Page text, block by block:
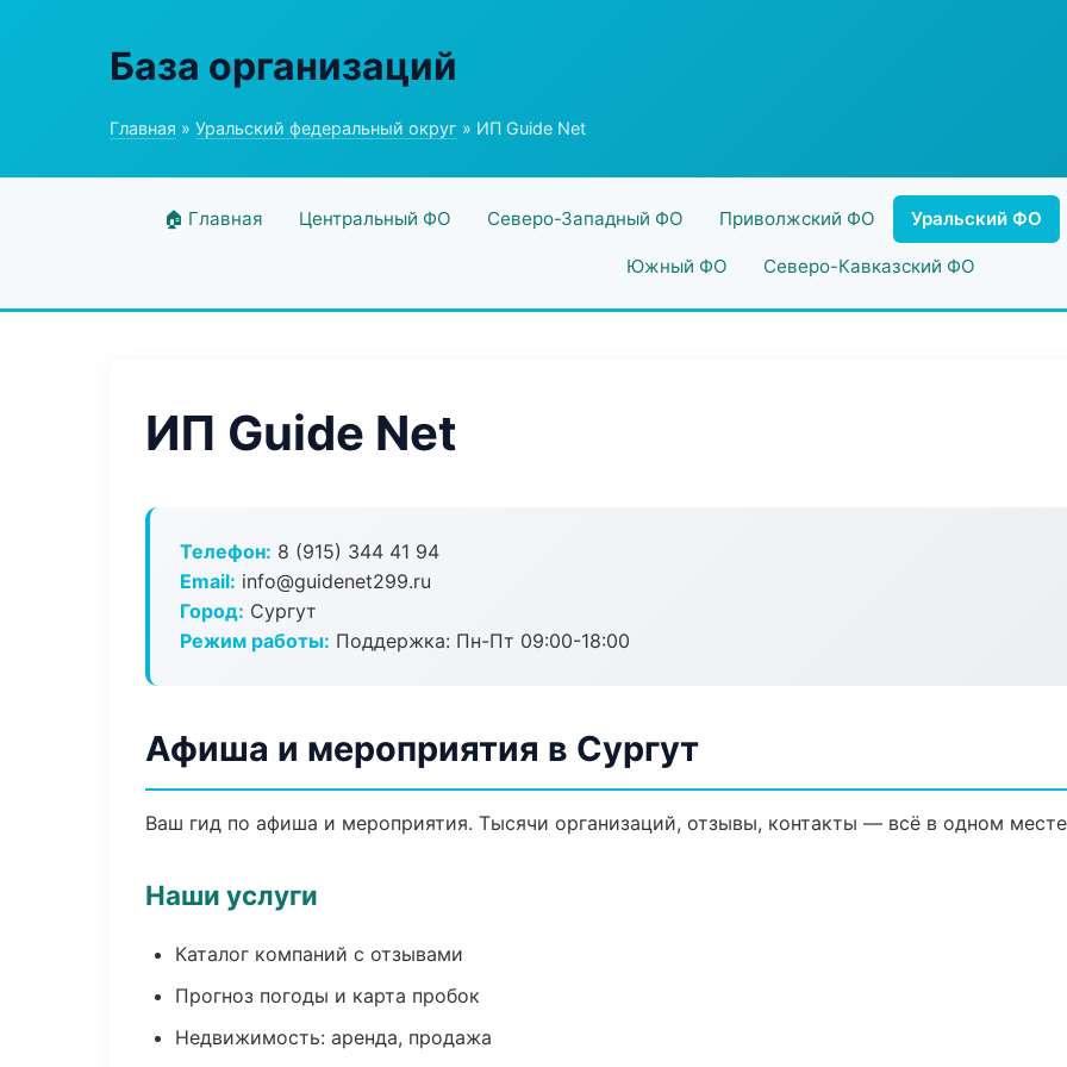
База организаций
Главная » Уральский федеральный округ » ИП Guide Net
🏠 Главная Центральный ФО Северо-Западный ФО Приволжский ФО Уральский ФО
Южный ФО Северо-Кавказский ФО
ИП Guide Net
Телефон: 8 (915) 344 41 94
Email: info@guidenet299.ru
Город: Сургут
Режим работы: Поддержка: Пн-Пт 09:00-18:00
Афиша и мероприятия в Сургут
Ваш гид по афиша и мероприятия. Тысячи организаций, отзывы, контакты — всё в одном
Наши услуги
Каталог компаний с отзывами
Прогноз погоды и карта пробок
Недвижимость: аренда, продажа